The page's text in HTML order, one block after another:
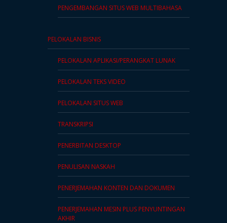
PENGEMBANGAN SITUS WEB MULTIBAHASA
PELOKALAN BISNIS
PELOKALAN APLIKASI/PERANGKAT LUNAK
PELOKALAN TEKS VIDEO
PELOKALAN SITUS WEB
TRANSKRIPSI
PENERBITAN DESKTOP
PENULISAN NASKAH
PENERJEMAHAN KONTEN DAN DOKUMEN
PENERJEMAHAN MESIN PLUS PENYUNTINGAN
AKHIR